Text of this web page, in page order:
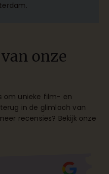
onze
om unieke film- en
in de glimlach van
recensies? Bekijk onze